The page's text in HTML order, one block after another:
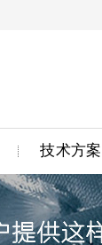
技术方案